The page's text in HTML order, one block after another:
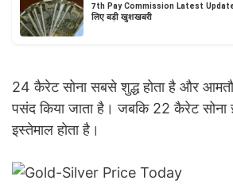
7th Pay Commission Latest Update:
लिए बड़ी खुशखबरी
24 कैरेट सोना सबसे शुद्ध होता है और
पसंद किया जाता है। जबकि 22 कैरेट सोना
इस्तेमाल होता है।